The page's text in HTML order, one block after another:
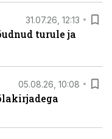
31.07.26, 12:13
turule ja
05.08.26, 10:08